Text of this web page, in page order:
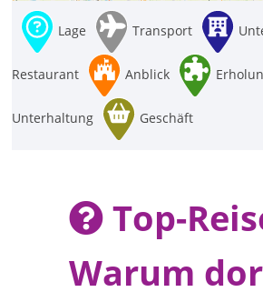
Lage Transport
Restaurant Anblick
Unterhaltung Geschäft
Top-
Warum